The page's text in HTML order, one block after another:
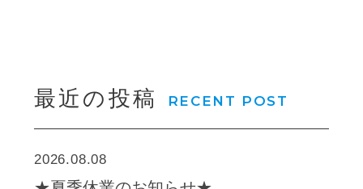
最近の投稿 RECENT POST
2026.08.08